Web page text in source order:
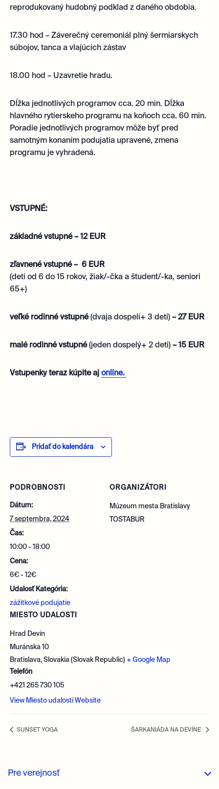
reprodukovaný hudobný podklad z daného obdobia.
17.30 hod – Záverečný ceremoniál plný šermiarskych
súbojov, tanca a vlajúcich zástav
18.00 hod – Uzavretie hradu.
Dĺžka jednotlivých programov cca. 20 min. Dĺžka
hlavného rytierskeho programu na koňoch cca. 60 min.
Poradie jednotlivých programov môže byť pred
samotným konaním podujatia upravené, zmena
programu je vyhradená.
VSTUPNÉ:
základné vstupné – 12 EUR
zľavnené vstupné – 6 EUR
(deti od 6 do 15 rokov, žiak/-čka a študent/-ka, seniori
65+)
veľké rodinné vstupné(dvaja dospelí+ 3 deti) – 27 EUR
malé rodinné vstupné(jeden dospelý+ 2 deti) – 15 EUR
Vstupenky teraz kúpite aj online.
Pridať do kalendára
PODROBNOSTI
Dátum:
7 septembra, 2024
Čas:
10:00 - 18:00
Cena:
6€ - 12€
Udalosť Kategória:
zážitkové podujatie
MIESTO UDALOSTI
Hrad Devín
Muránska 10
Bratislava, Slovakia (Slovak Republic) + Google Map
Telefón
+421 265 730 105
View Miesto udalosti Website
ORGANIZÁTORI
Múzeum mesta Bratislavy
TOSTABUR
SUNSET YOGA ŠARKANIÁDA NA DEVÍNE
Pre verejnosť